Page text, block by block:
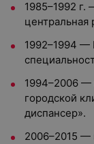
1985–1992 г.
центральная
1992–1994 —
1994–2006 —
городской
диспансер».
2006–2015 —